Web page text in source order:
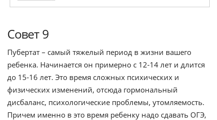
Совет 9
Пубертат – самый тяжелый период в жизни вашего
ребенка. Начинается он примерно с 12-14 лет и длится
до 15-16 лет. Это время сложных психических и
физических изменений, отсюда гормональный
дисбаланс, психологические проблемы, утомляемость.
Причем именно в это время ребенку надо сдавать ОГЭ,